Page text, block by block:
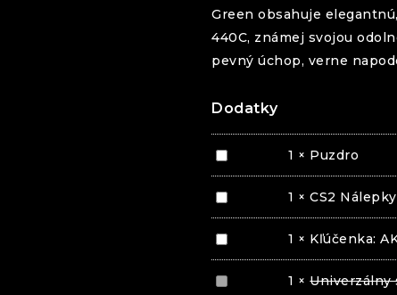
Green obsahuje
440C, známej svojou
pevný úchop, verne
Dodatky
Puzdro 1 × Puzdro
CS2
10
ks
1 ×CS2
Kľúčenka:
1 × Kľúčenka:
Univerzálny
1 ×Univerzálny